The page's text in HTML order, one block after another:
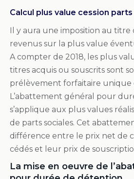
Calcul plus value cession parts
Il y aura une imposition au titre
revenus sur la plus value
A compter de 2018, les plus
titres acquis ou souscrits sont
prélèvement forfaitaire unique
L’abattement général pour
s’applique aux plus values
de parts sociales. Cet
différence entre le prix net de
cédés et leur prix de
La mise en oeuvre de